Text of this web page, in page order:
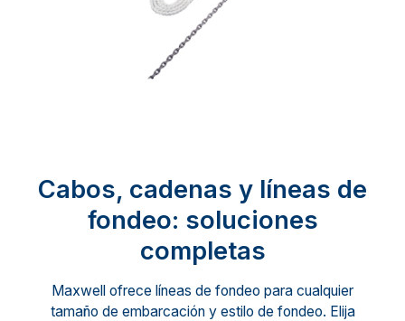
Cabos, cadenas y líneas de
fondeo: soluciones
completas
Maxwell ofrece líneas de fondeo para cualquier
tamaño de embarcación y estilo de fondeo. Elija